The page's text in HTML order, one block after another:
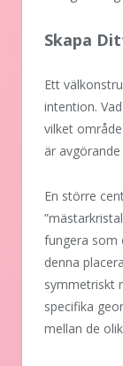
Skapa
Ett
intention.
vilket
är
En större
fungera som
denna
symmetriskt
specifika
mellan de